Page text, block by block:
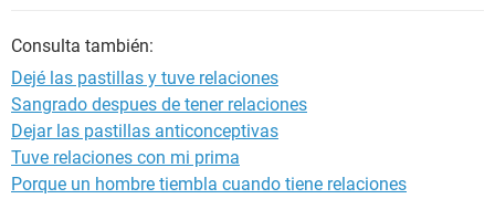
Consulta también:
Dejé las pastillas y tuve relaciones
Sangrado despues de tener relaciones
Dejar las pastillas anticonceptivas
Tuve relaciones con mi prima
Porque un hombre tiembla cuando tiene relaciones